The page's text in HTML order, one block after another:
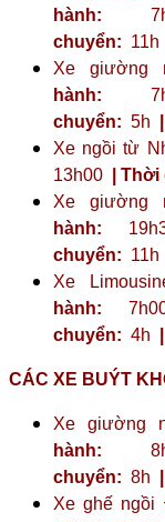
hành:
chuyển: 11h
Xe giường
hành:
chuyển: 5h
Xe ngồi từ
13h00
|
Xe giường
hành:
chuyển: 11h
Xe
hành:
chuyển: 4h
CÁC XE BUÝT
Xe giường
hành:
chuyển: 8h
Xe ghế ngồi